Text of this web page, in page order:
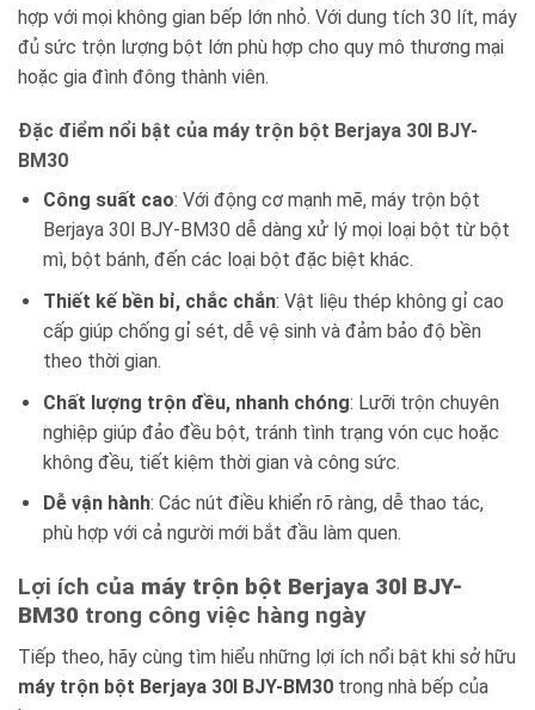
hợp với mọi không gian bếp lớn nhỏ. Với dung tích 30 lít, máy
đủ sức trộn lượng bột lớn phù hợp cho quy mô thương mại
hoặc gia đình đông thành viên.
Đặc điểm nổi bật của máy trộn bột Berjaya 30l BJY-
BM30
Công suất cao: Với động cơ mạnh mẽ, máy trộn bột
Berjaya 30l BJY-BM30 dễ dàng xử lý mọi loại bột từ bột
mì, bột bánh, đến các loại bột đặc biệt khác.
Thiết kế bền bỉ, chắc chắn: Vật liệu thép không gỉ cao
cấp giúp chống gỉ sét, dễ vệ sinh và đảm bảo độ bền
theo thời gian.
Chất lượng trộn đều, nhanh chóng: Lưỡi trộn chuyên
nghiệp giúp đảo đều bột, tránh tình trạng vón cục hoặc
không đều, tiết kiệm thời gian và công sức.
Dễ vận hành: Các nút điều khiển rõ ràng, dễ thao tác,
phù hợp với cả người mới bắt đầu làm quen.
Lợi ích của máy trộn bột Berjaya 30l BJY-
BM30 trong công việc hàng ngày
Tiếp theo, hãy cùng tìm hiểu những lợi ích nổi bật khi sở hữu
máy trộn bột Berjaya 30l BJY-BM30 trong nhà bếp của